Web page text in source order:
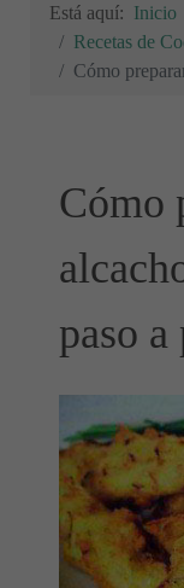
Está aquí: Inicio
Recetas de
Cómo
Cómo
paso a